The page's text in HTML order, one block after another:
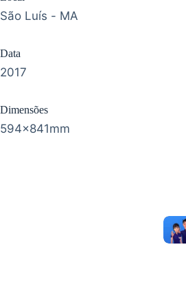
São Luís - MA
Data
2017
Dimensões
594x841mm